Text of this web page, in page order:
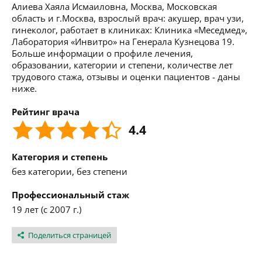
Алиева Хаяла Исмаиловна, Москва, Московская
область и г.Москва, взрослый врач: акушер, врач узи,
гинеколог, работает в клиниках: Клиника «Меседмед»,
Лаборатория «Инвитро» на Генерала Кузнецова 19.
Больше информации о профиле лечения,
образовании, категории и степени, количестве лет
трудового стажа, отзывы и оценки пациентов - даны
ниже.
Рейтинг врача
4.4
Категория и степень
без категории, без степени
Профессиональный стаж
19 лет (с 2007 г.)
Поделиться страницей